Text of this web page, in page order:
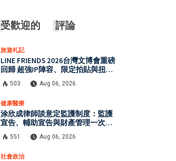
受歡迎的 評論
旅遊札記
LINE FRIENDS 2026台灣文博會重磅
回歸 超強IP陣容、限定拍貼與扭蛋
牆活動全公開
503 Aug 06, 2026
健康醫療
涂欣成律師談意定監護制度：監護
宣告、輔助宣告與財產管理一次了
解
551 Aug 06, 2026
社會政治